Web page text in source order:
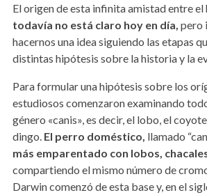
El origen de esta infinita amistad entre
todavía no está claro hoy en día, pero
hacernos una idea siguiendo las etapas
distintas hipótesis sobre la historia y la
Para formular una hipótesis sobre los
estudiosos comenzaron examinando
género «canis», es decir, el lobo, el
dingo. El perro doméstico, llamado
más emparentado con lobos,
compartiendo el mismo número de
Darwin comenzó de esta base y, en el